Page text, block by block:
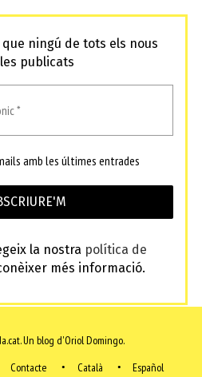
ningú de tots els nous
publicats
amb les últimes entrades
la nostra política de
més informació.
Un blog d'Oriol Domingo.
Contacte Català Español